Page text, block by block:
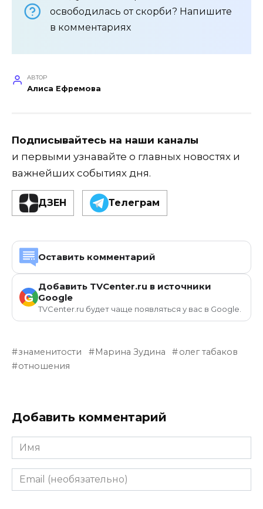
освободилась от скорби? Напишите
в комментариях
АВТОР
Алиса Ефремова
Подписывайтесь на наши каналы
и первыми узнавайте о главных новостях и
важнейших событиях дня.
ДЗЕН Телеграм
Оставить комментарий
G
Добавить TVCenter.ru в источники
Google
TVCenter.ru будет чаще появляться у вас в Google.
знаменитости Марина Зудина
олег табаков
отношения
Добавить комментарий
Имя
Email
(необязательно)